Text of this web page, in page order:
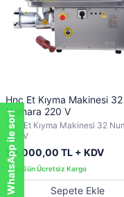
Hnc Et Kıyma Makinesi 32
Numara 220 V
Hnc Et Kıyma Makinesi 32
220 V
50.000,00 TL + KDV
Sepete Ekle
WhatsApp ile sor!